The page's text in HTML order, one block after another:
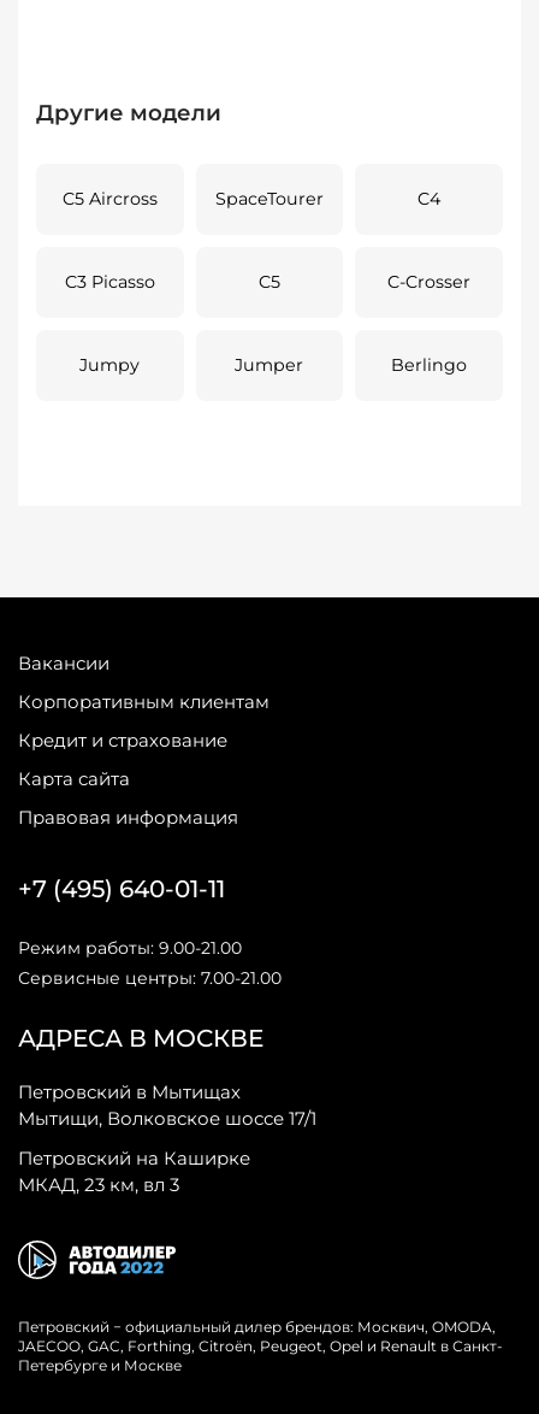
Другие модели
C5 Aircross SpaceTourer C4
C3 Picasso C5 C-Crosser
Jumpy Jumper Berlingo
Вакансии
Корпоративным клиентам
Кредит и страхование
Карта сайта
Правовая информация
АДРЕСА В МОСКВЕ
Петровский в Мытищах
Мытищи, Волковское шоссе 17/1
Петровский на Каширке
МКАД, 23 км, вл 3
+7 (495) 640-01-11
Режим работы: 9.00-21.00
Сервисные центры: 7.00-21.00
Петровский − официальный дилер брендов: Москвич, OMODA,
JAECOO, GAC, Forthing, Citroёn, Peugeot, Opel и Renault в Санкт-
Петербурге и Москве